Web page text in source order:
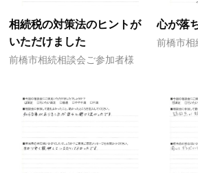
相続税の対策法のヒントが
いただけました
前橋市相続相談会ご参加者様
心が落
前橋市相